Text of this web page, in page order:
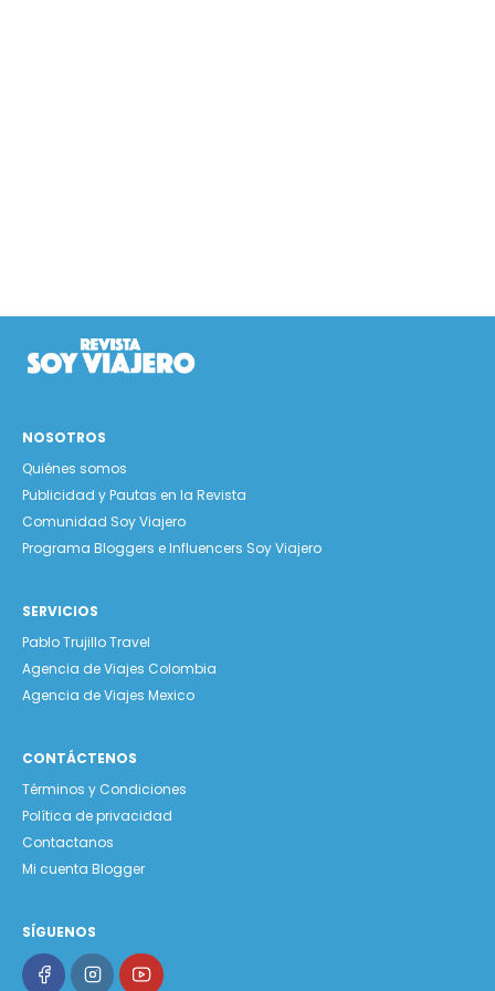
NOSOTROS
Quiénes somos
Publicidad y Pautas en la Revista
Comunidad Soy Viajero
Programa Bloggers e Influencers Soy Viajero
SERVICIOS
Pablo Trujillo Travel
Agencia de Viajes Colombia
Agencia de Viajes Mexico
CONTÁCTENOS
Términos y Condiciones
Política de privacidad
Contactanos
Mi cuenta Blogger
SÍGUENOS